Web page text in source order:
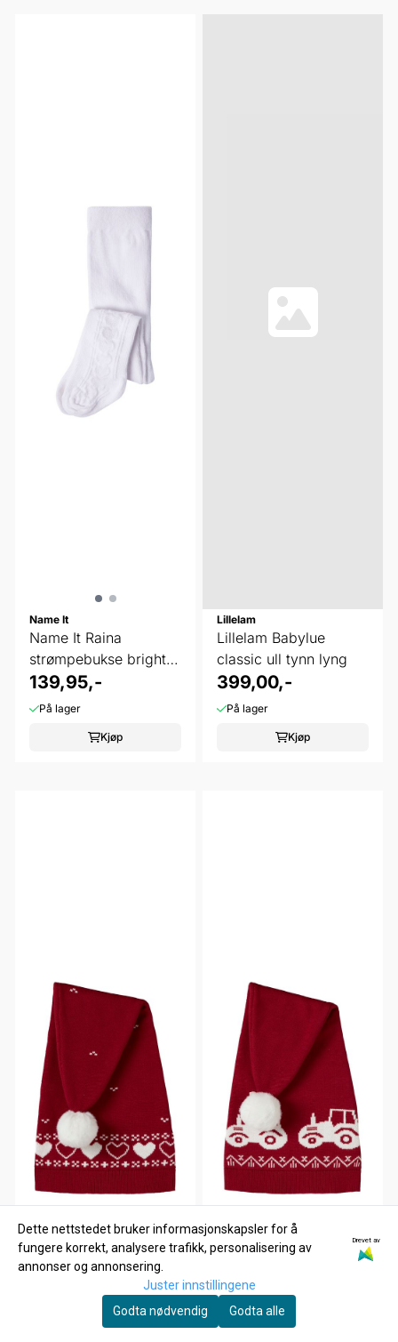
Name It
Name It Raina
strømpebukse bright
white
139,95,-
På lager
Kjøp
Lillelam
Lillelam Babylue
classic ull tynn lyng
399,00,-
På lager
Kjøp
Dette nettstedet bruker informasjonskapsler for å
fungere korrekt, analysere trafikk, personalisering av
annonser og annonsering.
Drevet av
Juster innstillingene
Godta nødvendig
Godta alle